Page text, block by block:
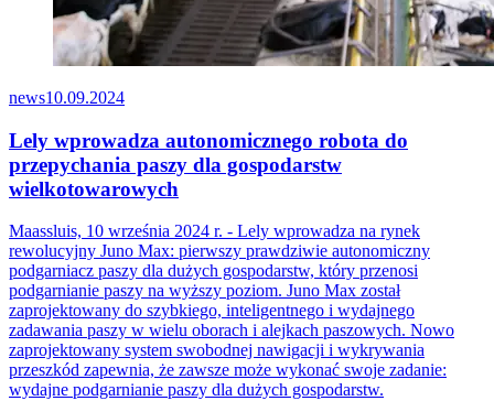
news10.09.2024
Lely wprowadza autonomicznego robota do
przepychania paszy dla gospodarstw
wielkotowarowych
Maassluis, 10 września 2024 r. - Lely wprowadza na rynek
rewolucyjny Juno Max: pierwszy prawdziwie autonomiczny
podgarniacz paszy dla dużych gospodarstw, który przenosi
podgarnianie paszy na wyższy poziom. Juno Max został
zaprojektowany do szybkiego, inteligentnego i wydajnego
zadawania paszy w wielu oborach i alejkach paszowych. Nowo
zaprojektowany system swobodnej nawigacji i wykrywania
przeszkód zapewnia, że zawsze może wykonać swoje zadanie:
wydajne podgarnianie paszy dla dużych gospodarstw.